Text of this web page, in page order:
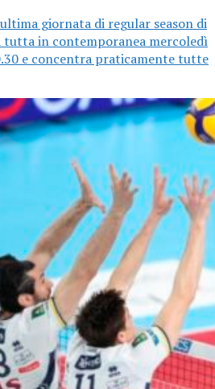
giornata di regular season di
tutta in contemporanea mercoledì
e concentra praticamente tutte